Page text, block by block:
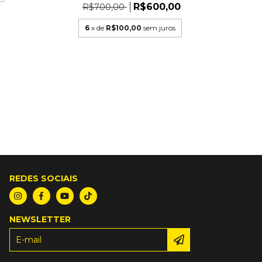
R$700,00 R$600,00
6 x de R$100,00 sem juros
REDES SOCIAIS
NEWSLETTER